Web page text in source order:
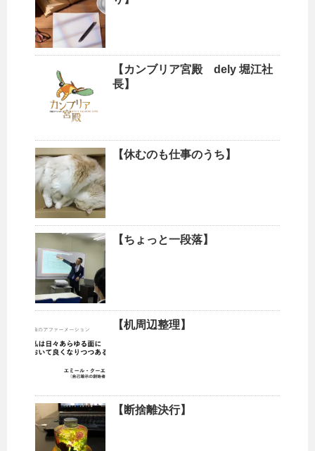
【カンブリア宮殿 dely 堀江社
長】
【休むのも仕事のうち】
【ちょっと一段落】
【机周辺整理】
【断捨離決行】